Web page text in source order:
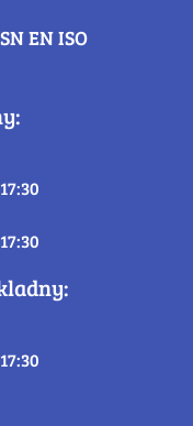
EN ISO